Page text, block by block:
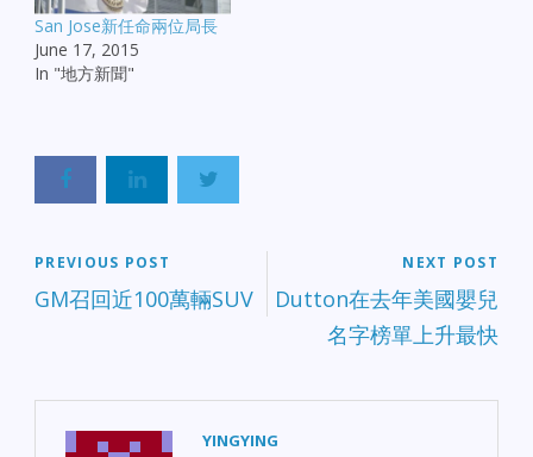
San Jose新任命兩位局長
June 17, 2015
In "地方新聞"
PREVIOUS POST
GM召回近100萬輛SUV
NEXT POST
Dutton在去年美國嬰兒
名字榜單上升最快
YINGYING